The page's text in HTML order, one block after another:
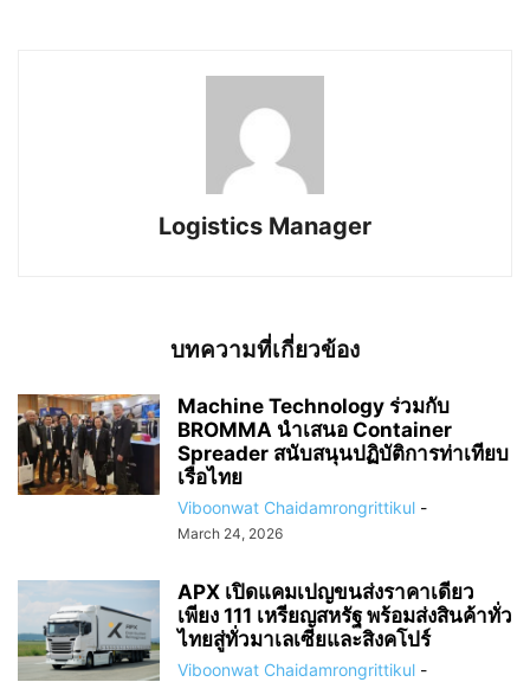
Logistics Manager
บทความที่เกี่ยวข้อง
Machine Technology ร่วมกับ
BROMMA นำเสนอ Container
Spreader สนับสนุนปฏิบัติการท่าเทียบ
เรือไทย
Viboonwat Chaidamrongrittikul -
March 24, 2026
APX เปิดแคมเปญขนส่งราคาเดียว
เพียง 111 เหรียญสหรัฐ พร้อมส่งสินค้าทั่ว
ไทยสู่ทั่วมาเลเซียและสิงคโปร์
Viboonwat Chaidamrongrittikul -